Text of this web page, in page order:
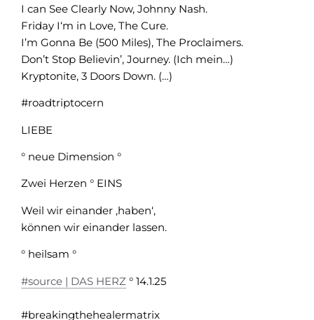
I can See Clearly Now, Johnny Nash.
Friday I‘m in Love, The Cure.
I’m Gonna Be (500 Miles), The Proclaimers.
Don’t Stop Believin’, Journey. (Ich mein…)
Kryptonite, 3 Doors Down. (…)
#roadtriptocern
LIEBE
° neue Dimension °
Zwei Herzen ° EINS
Weil wir einander ‚haben‘,
können wir einander lassen.
° heilsam °
#source | DAS HERZ ° 14.1.25
#breakingthehealermatrix